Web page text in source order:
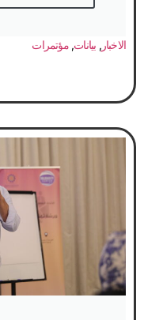
الاخبار, بيانات,مؤتمرات